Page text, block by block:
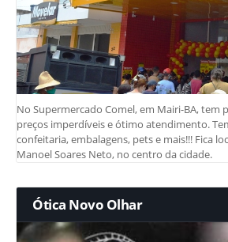
No Supermercado Comel, em Mairi-BA, tem
preços imperdíveis e ótimo atendimento.
confeitaria, embalagens, pets e mais!!! Fica
Manoel Soares Neto, no centro da cidade.
Ótica Novo Olhar